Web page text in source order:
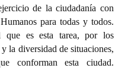
de la ciudadanía con
para todas y todos.
que es esta tarea, por los
la diversidad de situaciones,
conforman esta ciudad.